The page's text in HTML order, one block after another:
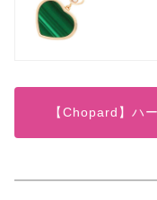
【Chopard】ハ